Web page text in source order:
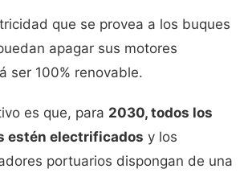
que se provea a los buques
apagar sus motores
ser 100% renovable.
es que, para 2030, todos los
estén electrificados y los
portuarios dispongan de una